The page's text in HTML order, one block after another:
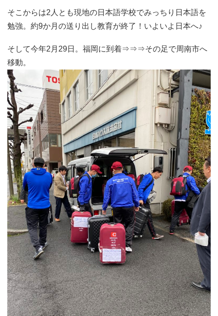
そこからは2人とも現地の日本語学校でみっちり日本語を
勉強。約9か月の送り出し教育が終了！いよいよ日本へ♪
そして今年2月29日。福岡に到着⇒⇒⇒その足で周南市へ
移動。